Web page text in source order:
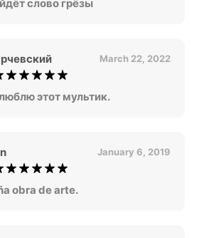
слово грёзы
March 22, 2022
этот мультик.
January 6, 2019
obra de arte.